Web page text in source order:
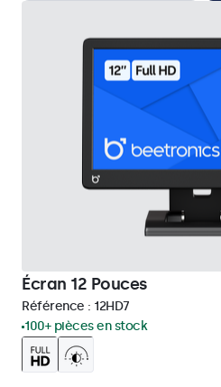
Écran 12 Pouces
Référence : 12HD7
100+ pièces en stock